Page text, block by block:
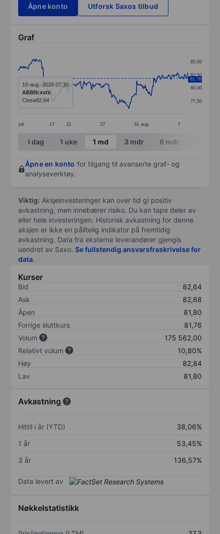
Åpne konto
Utforsk Saxos tilbud
Graf
Line chart with 342 data points.
The chart has 1 X axis displaying categories.
The chart has 1 Y axis displaying values. Data
juli 17 21 27 31 aug. 7
77,50
80,00
82,50
85,00
81,76
10-aug.-2026 07:30
ABBN:xvtx
Close82,64
End of interactive chart.
I dag 1 uke 1 md 3 mdr 6 mdr
Åpne en konto for tilgang til avanserte graf- og
analyseverktøy.
Viktig: Aksjeinvesteringer kan over tid gi positiv
avkastning, men innebærer risiko. Du kan tape deler av
eller hele investeringen. Historisk avkastning for denne
aksjen er ikke en pålitelig indikator på fremtidig
avkastning. Data fra eksterne leverandører gjengis
uendret av Saxo. Se fullstendig ansvarsfraskrivelse for
data.
Kurser
Bid
82,64
Ask
82,68
Åpen
81,80
Forrige sluttkurs
81,76
Volum
175 562,00
Relativt volum
10,80%
Høy
82,84
Lav
81,80
Avkastning
Hittil i år (YTD)
38,06%
1 år
53,45%
3 år
136,57%
Data levert av
Nøkkelstatistikk